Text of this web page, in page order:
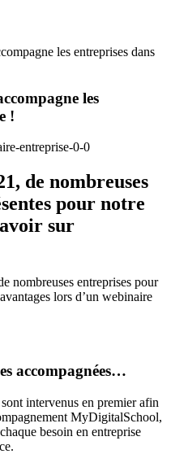
les entreprises dans
les
!
de nombreuses
pour notre
sur
nombreuses entreprises pour
lors d’un webinaire
accompagnées…
intervenus en premier afin
MyDigitalSchool,
besoin en entreprise